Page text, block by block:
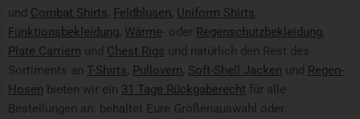
und Combat Shirts, Feldblusen, Uniform Shirts,
Funktionsbekleidung, Wärme- oder Regenschutzbekleidung,
Plate Carriern und Chest Rigs und natürlich den Rest des
Sortiments an T-Shirts, Pullovern, Soft-Shell Jacken und Regen-
Hosen bieten wir ein 31 Tage Rückgaberecht für alle
Bestellungen an: behaltet Eure Größenauswahl oder